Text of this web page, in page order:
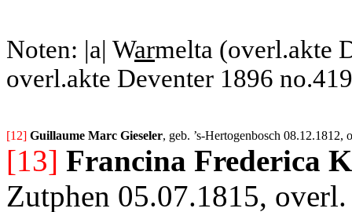
Noten: |a| Warmelta (overl.akte
overl.akte Deventer 1896
[12] Guillaume Marc Gieseler, geb. ’s-Hertogenbosch
[13] Francina Frederica
Zutphen 05.07.1815,